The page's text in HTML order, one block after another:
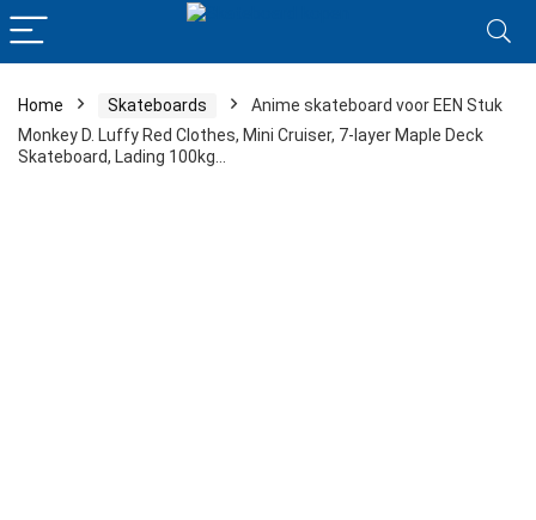
Home Skateboards
Anime skateboard voor EEN Stuk
Monkey D. Luffy Red Clothes, Mini Cruiser, 7-layer Maple Deck
Skateboard, Lading 100kg…